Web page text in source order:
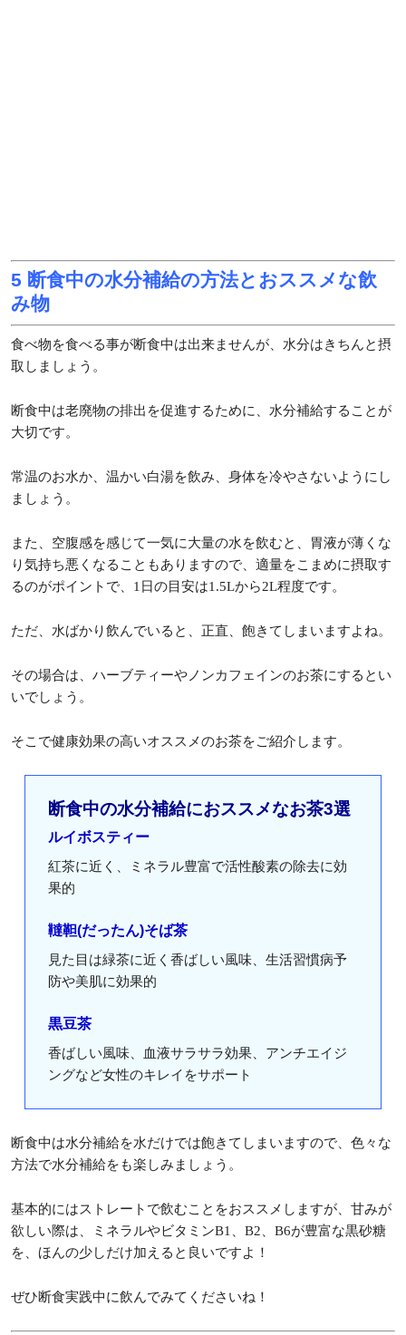
5 断食中の水分補給の方法とおススメな飲
み物
食べ物を食べる事が断食中は出来ませんが、水分はきちんと摂
取しましょう。
断食中は老廃物の排出を促進するために、水分補給することが
大切です。
常温のお水か、温かい白湯を飲み、身体を冷やさないようにし
ましょう。
また、空腹感を感じて一気に大量の水を飲むと、胃液が薄くな
り気持ち悪くなることもありますので、適量をこまめに摂取す
るのがポイントで、1日の目安は1.5Lから2L程度です。
ただ、水ばかり飲んでいると、正直、飽きてしまいますよね。
その場合は、ハーブティーやノンカフェインのお茶にするとい
いでしょう。
そこで健康効果の高いオススメのお茶をご紹介します。
断食中の水分補給におススメなお茶3選
ルイボスティー
紅茶に近く、ミネラル豊富で活性酸素の除去に効
果的
韃靼(だったん)そば茶
見た目は緑茶に近く香ばしい風味、生活習慣病予
防や美肌に効果的
黒豆茶
香ばしい風味、血液サラサラ効果、アンチエイジ
ングなど女性のキレイをサポート
断食中は水分補給を水だけでは飽きてしまいますので、色々な
方法で水分補給をも楽しみましょう。
基本的にはストレートで飲むことをおススメしますが、甘みが
欲しい際は、ミネラルやビタミンB1、B2、B6が豊富な黒砂糖
を、ほんの少しだけ加えると良いですよ！
ぜひ断食実践中に飲んでみてくださいね！